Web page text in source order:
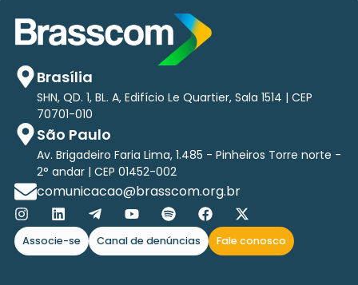
Brasília
SHN, QD. 1, BL. A, Edifício Le Quartier, Sala 1514 | CEP
70701-010
São Paulo
Av. Brigadeiro Faria Lima, 1.485 - Pinheiros Torre norte -
2° andar | CEP 01452-002
comunicacao@brasscom.org.br
Associe-se Canal de denúncias Fale conosco